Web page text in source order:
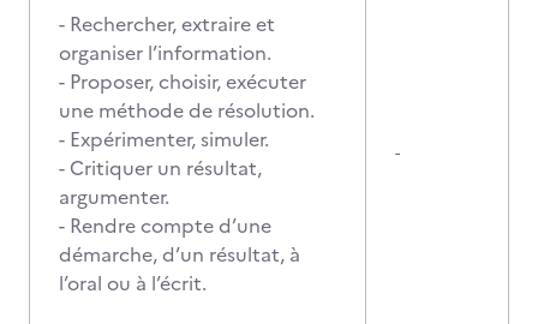
- Rechercher, extraire et
organiser l’information.
- Proposer, choisir, exécuter
une méthode de résolution.
- Expérimenter, simuler.
- Critiquer un résultat,
argumenter.
- Rendre compte d’une
démarche, d’un résultat, à
l’oral ou à l’écrit.
-